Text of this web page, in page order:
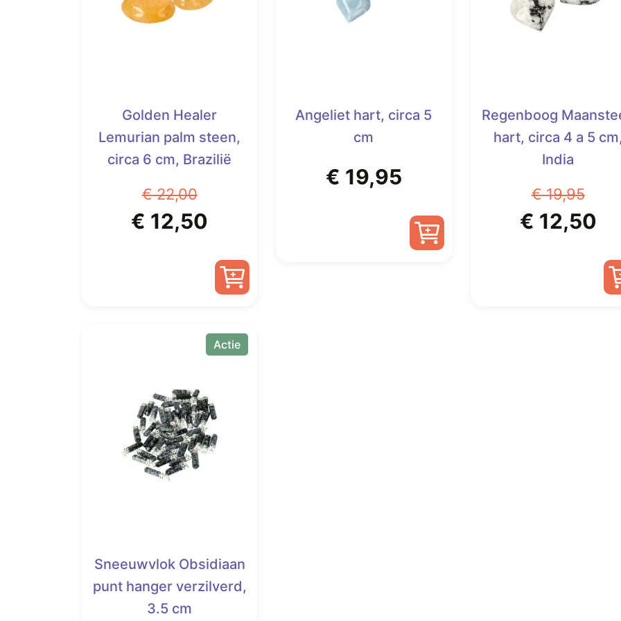
Golden Healer
Lemurian palm steen,
circa 6 cm, Brazilië
€22,00
Oorspronkelijke
€ 12,50
is:
Angeliet hart, circa 5
cm
€ 19,95
Regenboog
hart, circa 4 a 5
India
€19,95
€ 12,50
is:
Actie
Sneeuwvlok Obsidiaan
punt hanger verzilverd,
3.5 cm